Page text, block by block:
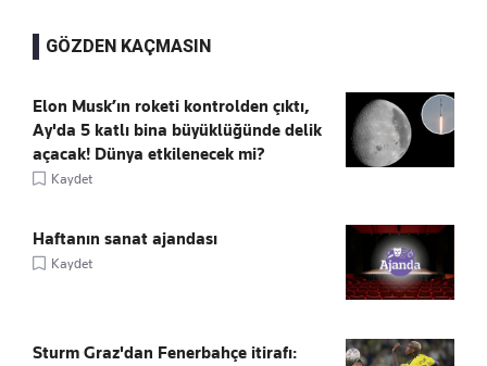
GÖZDEN KAÇMASIN
Elon Musk’ın roketi kontrolden çıktı,
Ay'da 5 katlı bina büyüklüğünde delik
açacak! Dünya etkilenecek mi?
Kaydet
Haftanın sanat ajandası
Kaydet
Sturm Graz'dan Fenerbahçe itirafı: